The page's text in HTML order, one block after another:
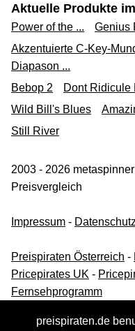
Aktuelle Produkte
Power of the ...
Genius
Akzentuierte C-Key-
Diapason ...
Bebop 2
Dont Ridicule
Wild Bill's Blues
Still River
2003 - 2026
Preisvergleich
Impressum - Datenschutz
Preispiraten Österreich -
Pricepirates UK -
Fernsehprogramm
preispiraten.de